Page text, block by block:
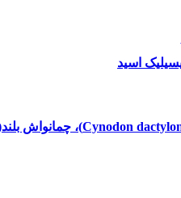
اسید